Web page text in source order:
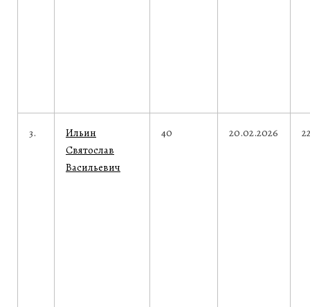
3.
Ильин
Святослав
Васильевич
40 20.02.2026